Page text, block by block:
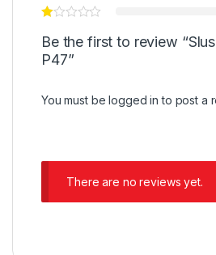
Be the first to review
P47”
You must belogged in to post a
There are no reviews yet.